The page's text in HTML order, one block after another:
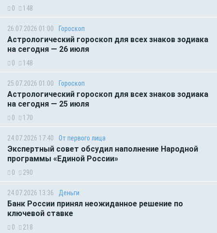
0 148
26.07.2026 01:00 Гороскоп
Астрологический гороскоп для всех знаков зодиака
на сегодня — 26 июля
0 148
25.07.2026 01:00 Гороскоп
Астрологический гороскоп для всех знаков зодиака
на сегодня — 25 июля
0 170
24.07.2026 17:40 От первого лица
Экспертный совет обсудил наполнение Народной
программы «Единой России»
0 290
24.07.2026 13:36 Деньги
Банк России принял неожиданное решение по
ключевой ставке
0 218